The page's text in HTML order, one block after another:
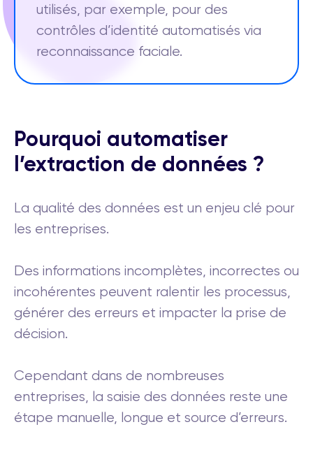
utilisés, par exemple, pour des
contrôles d’identité automatisés via
reconnaissance faciale.
Pourquoi automatiser
l’extraction de données ?
La qualité des données est un enjeu clé pour
les entreprises.
Des informations incomplètes, incorrectes ou
incohérentes peuvent ralentir les processus,
générer des erreurs et impacter la prise de
décision.
Cependant dans de nombreuses
entreprises, la saisie des données reste une
étape manuelle, longue et source d’erreurs.